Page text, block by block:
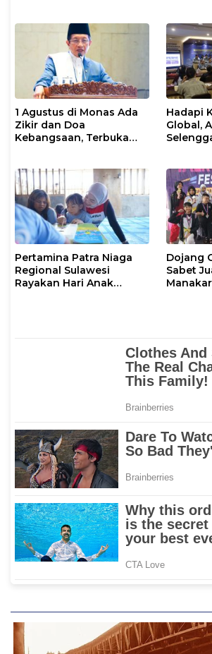
1 Agustus di Monas Ada
Zikir dan Doa
Kebangsaan, Terbuka
Hadapi
Global,
Nasional
Pertamina Patra Niaga
Regional Sulawesi
Rayakan Hari Anak
Dojang
Sabet